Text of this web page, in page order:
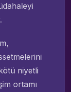
niyetli
ortamı